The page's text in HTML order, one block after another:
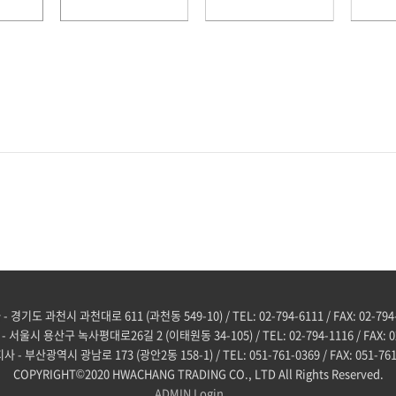
- 경기도 과천시 과천대로 611 (과천동 549-10) / TEL: 02-794-6111 / FAX: 02-
- 서울시 용산구 녹사평대로26길 2 (이태원동 34-105) / TEL: 02-794-1116 / FAX:
사 - 부산광역시 광남로 173 (광안2동 158-1) / TEL: 051-761-0369 / FAX: 051-
COPYRIGHT©2020 HWACHANG TRADING CO., LTD All Rights Reserved.
ADMIN Login